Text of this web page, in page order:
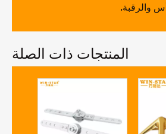
والرقبة.
المنتجات ذات الصلة